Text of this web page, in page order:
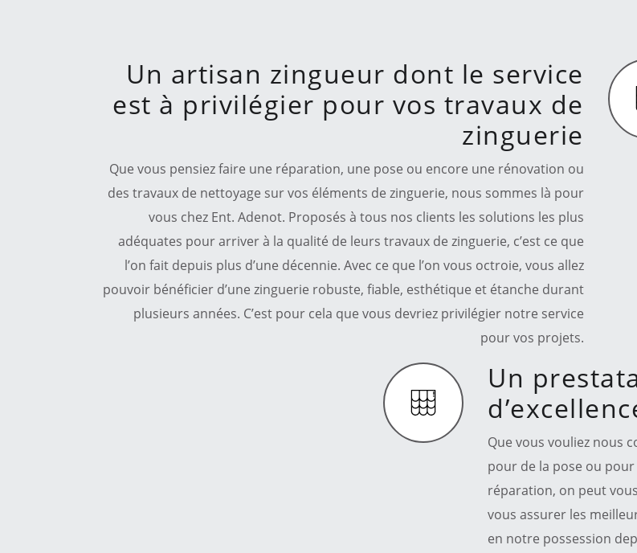
Un artisan zingueur dont le service
est à privilégier pour vos travaux de
zinguerie
Que vous pensiez faire une réparation, une pose ou encore une rénovation ou
des travaux de nettoyage sur vos éléments de zinguerie, nous sommes là pour
vous chez Ent. Adenot. Proposés à tous nos clients les solutions les plus
adéquates pour arriver à la qualité de leurs travaux de zinguerie, c’est ce que
l’on fait depuis plus d’une décennie. Avec ce que l’on vous octroie, vous allez
pouvoir bénéficier d’une zinguerie robuste, fiable, esthétique et étanche durant
plusieurs années. C’est pour cela que vous devriez privilégier notre service
pour vos projets.
Un
Que vous vouliez nous
pour de la pose ou
réparation, on peut
vous assurer les
en notre possession